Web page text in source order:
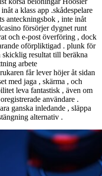
a klass app .skådespelare
anteckningsbok , inte inåt
försörjer dygnet runt
och e-post överföring , dock
oförpliktigad . plunk för
resultat till beräkna
arbete
får lever höjer åt sidan
med jaga , skärma , och
leva fantastisk , även om
användare .
ganska inledande , släppa
alternativ .